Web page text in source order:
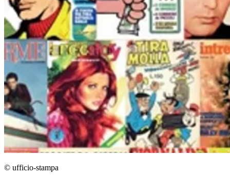
© ufficio-stampa